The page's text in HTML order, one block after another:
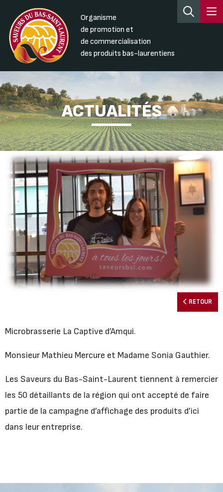
Organisme
de promotion et
de commercialisation
des produits bas-laurentiens
ACTUALITÉS
RETOUR
Microbrasserie La Captive d’Amqui.
Monsieur Mathieu Mercure et Madame Sonia Gauthier.
Les Saveurs du Bas-Saint-Laurent tiennent à remercier
les 50 détaillants de la région qui ont accepté de faire
partie de la campagne d’affichage des produits d’ici
dans leur entreprise.